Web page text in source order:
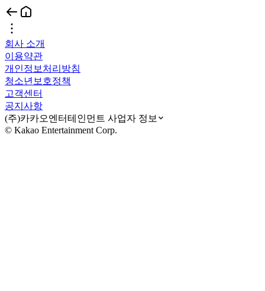
회사 소개
이용약관
개인정보처리방침
청소년보호정책
고객센터
공지사항
(주)카카오엔터테인먼트 사업자 정보
© Kakao Entertainment Corp.